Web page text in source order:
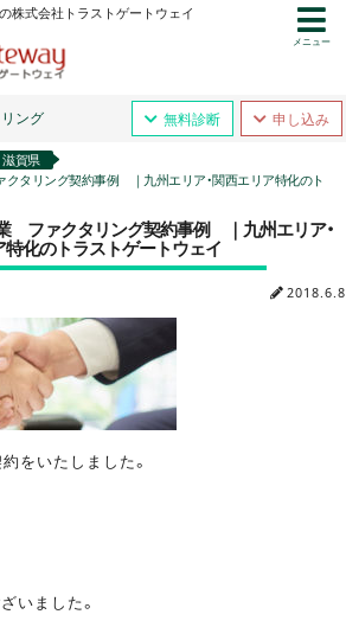
株式会社トラストゲートウェイ
ング 無料診断 申し込み
メニュー
賀県
タリング契約事例 ｜九州エリア・関西エリア特化のト
ファクタリング契約事例 ｜九州エリア・
特化のトラストゲートウェイ
2018.6.8
をいたしました。
いました。